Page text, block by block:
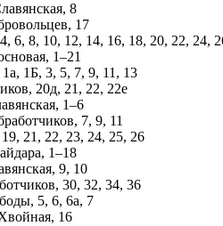
8
17
6, 8, 10, 12, 14, 16, 18, 20, 22, 24,
1–21
1Б, 3, 5, 7, 9, 11, 13
20д, 21, 22, 22е
1–6
7, 9, 11
21, 22, 23, 24, 25, 26
1–18
9, 10
30, 32, 34, 36
5, 6, 6а, 7
16